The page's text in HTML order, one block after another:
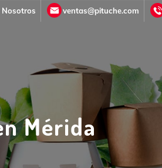
Nosotros ventas@pituche.com
Mérida